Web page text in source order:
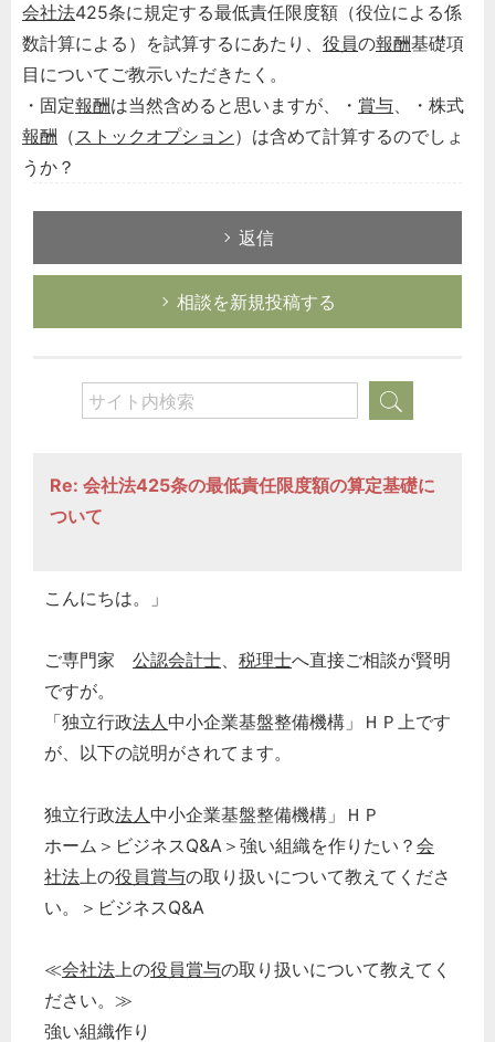
会社法425条に規定する最低責任限度額（役位による係
数計算による）を試算するにあたり、 役員の報酬基礎項
目についてご教示いただきたく。
・固定報酬は当然含めると思いますが、・ 賞与、・株式
報酬 （ストックオプション）は含めて計算するのでしょ
うか？
返信
相談を新規投稿する
Re: 会社法425条の最低責任限度額の算定基礎に
ついて
こんにちは。」
ご専門家 公認会計士、 税理士へ直接ご相談が賢明
ですが。
「独立行政法人中小企業基盤整備機構」ＨＰ上です
が、以下の説明がされてます。
独立行政法人中小企業基盤整備機構」ＨＰ
ホーム＞ビジネスQ&A＞強い組織を作りたい？ 会
社法上の役員賞与の取り扱いについて教えてくださ
い。＞ビジネスQ&A
≪会社法上の役員賞与の取り扱いについて教えてく
ださい。≫
強い組織作り